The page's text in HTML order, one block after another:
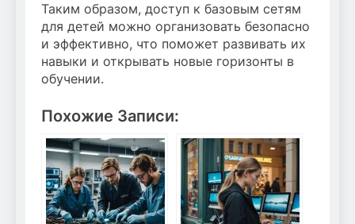
Таким образом, доступ к базовым сетям
для детей можно организовать безопасно
и эффективно, что поможет развивать их
навыки и открывать новые горизонты в
обучении.
Похожие Записи: